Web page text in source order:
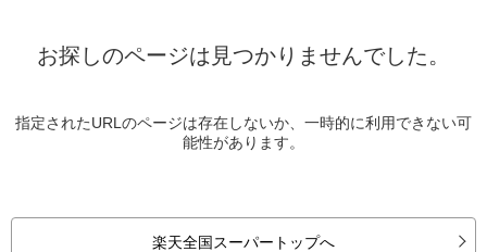
お探しのページは見つかりませんでした。
指定されたURLのページは存在しないか、一時的に利用できない可
能性があります。
楽天全国スーパートップへ